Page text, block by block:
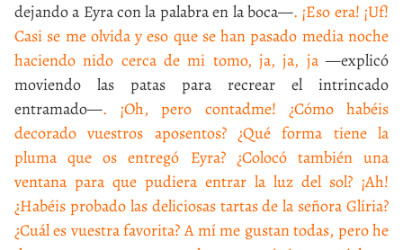
dejando a Eyra con la palabra en la boca—. ¡Eso era! ¡Uf!
Casi se me olvida y eso que se han pasado media noche
haciendo nido cerca de mi tomo, ja, ja, ja—explicó
moviendo las patas para recrear el intrincado
entramado—. ¡Oh, pero contadme! ¿Cómo habéis
decorado vuestros aposentos? ¿Qué forma tiene la
pluma que os entregó Eyra? ¿Colocó también una
ventana para que pudiera entrar la luz del sol? ¡Ah!
¿Habéis probado las deliciosas tartas de la señora Glíria?
¿Cuál es vuestra favorita? A mí me gustan todas, pero he